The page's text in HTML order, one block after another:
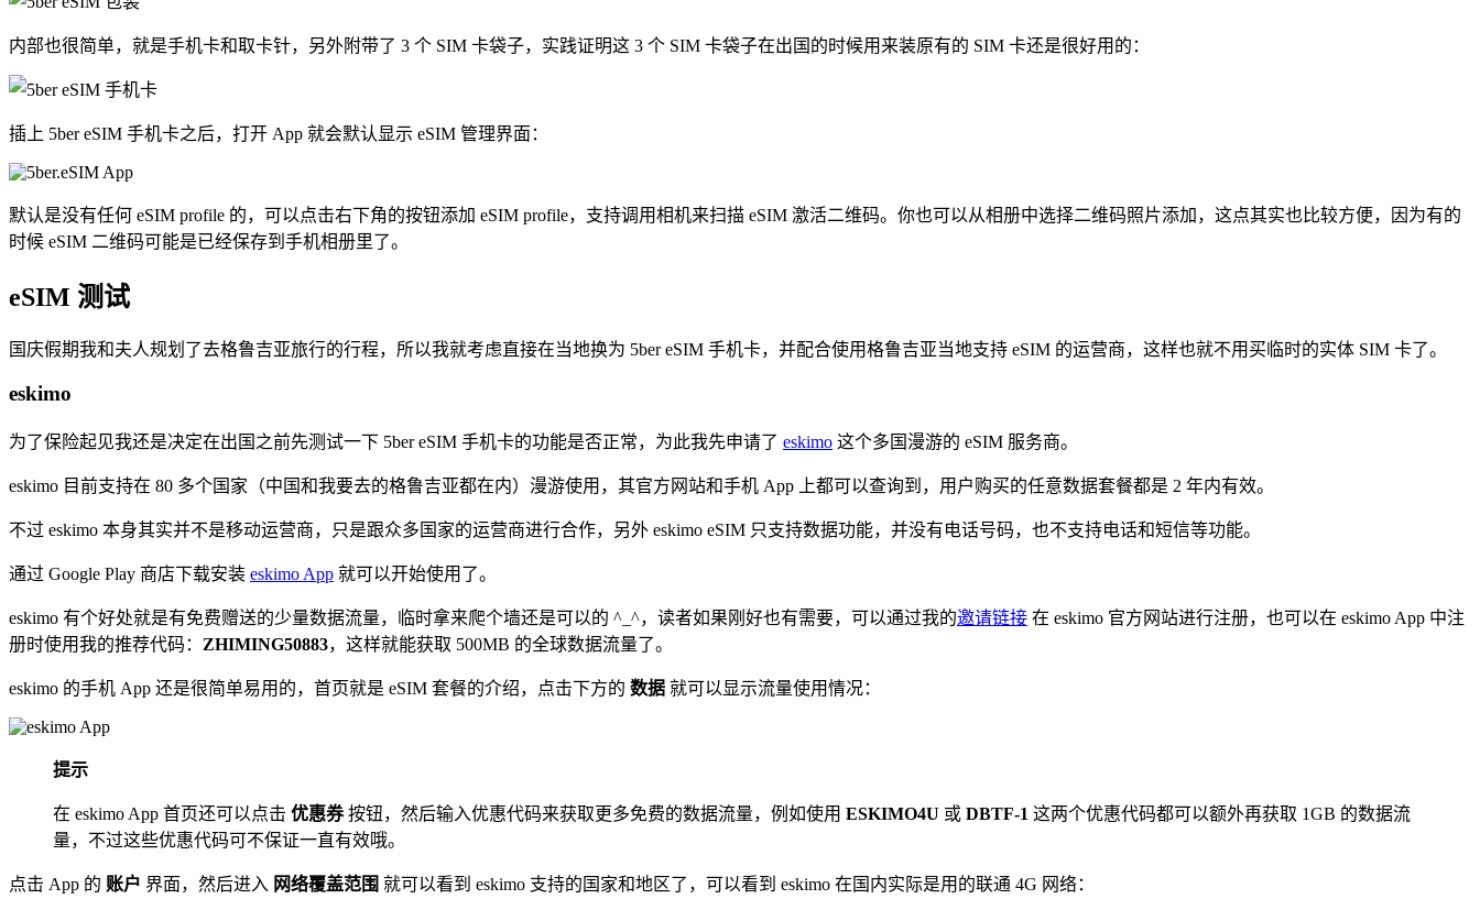
内部也很简单，就是手机卡和取卡针，另外附带了 3 个 SIM 卡袋子，实践证明这 3 个 SIM 卡袋子在出国的时候用来装原有的 SIM 卡还是很好用的：
插上 5ber eSIM 手机卡之后，打开 App 就会默认显示 eSIM 管理界面：
默认是没有任何 eSIM profile 的，可以点击右下角的按钮添加 eSIM profile，支持调用相机来扫描 eSIM 激活二维码。你也可以从相册中选择二维码照片添加，这点其实也比较方便，因为有的
时候 eSIM 二维码可能是已经保存到手机相册里了。
eSIM 测试
国庆假期我和夫人规划了去格鲁吉亚旅行的行程，所以我就考虑直接在当地换为 5ber eSIM 手机卡，并配合使用格鲁吉亚当地支持 eSIM 的运营商，这样也就不用买临时的实体 SIM 卡了。
eskimo
为了保险起见我还是决定在出国之前先测试一下 5ber eSIM 手机卡的功能是否正常，为此我先申请了 eskimo 这个多国漫游的 eSIM 服务商。
eskimo 目前支持在 80 多个国家（中国和我要去的格鲁吉亚都在内）漫游使用，其官方网站和手机 App 上都可以查询到，用户购买的任意数据套餐都是 2 年内有效。
不过 eskimo 本身其实并不是移动运营商，只是跟众多国家的运营商进行合作，另外 eskimo eSIM 只支持数据功能，并没有电话号码，也不支持电话和短信等功能。
通过 Google Play 商店下载安装 eskimo App 就可以开始使用了。
eskimo 有个好处就是有免费赠送的少量数据流量，临时拿来爬个墙还是可以的 ^_^，读者如果刚好也有需要，可以通过我的邀请链接 在 eskimo 官方网站进行注册，也可以在 eskimo App 中注
册时使用我的推荐代码： ZHIMING50883，这样就能获取 500MB 的全球数据流量了。
eskimo 的手机 App 还是很简单易用的，首页就是 eSIM 套餐的介绍，点击下方的 数据 就可以显示流量使用情况：
提示
在 eskimo App 首页还可以点击 优惠券按钮，然后输入优惠代码来获取更多免费的数据流量，例如使用 ESKIMO4U 或 DBTF-1 这两个优惠代码都可以额外再获取 1GB 的数据流
量，不过这些优惠代码可不保证一直有效哦。
点击 App 的 账户 界面，然后进入 网络覆盖范围 就可以看到 eskimo 支持的国家和地区了，可以看到 eskimo 在国内实际是用的联通 4G 网络：